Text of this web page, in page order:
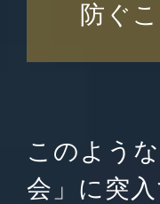
防ぐ
このよう
会」に突